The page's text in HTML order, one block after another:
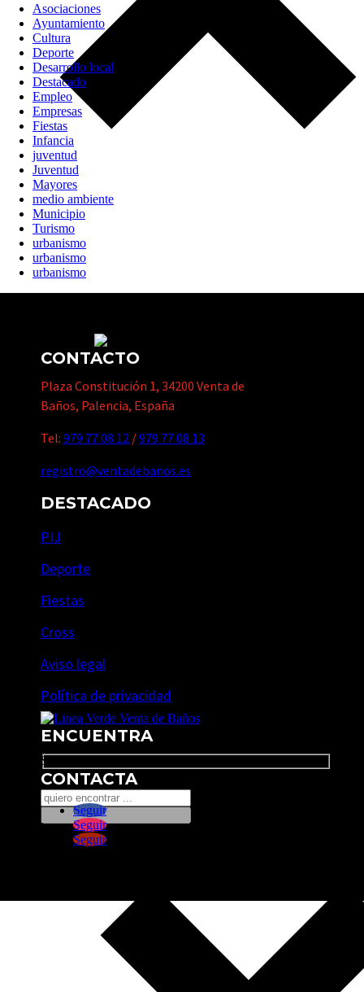
Asociaciones
Ayuntamiento
Cultura
Deporte
Desarrollo local
Destacado
Empleo
Empresas
Fiestas
Infancia
juventud
Juventud
Mayores
medio ambiente
Municipio
Turismo
urbanismo
urbanismo
urbanismo
CONTACTO
Plaza Constitución 1, 34200 Venta de
Baños, Palencia, España
Tel: 979 77 08 12 /979 77 08 13
registro@ventadebanos.es
DESTACADO
PIJ
Deporte
Fiestas
Cross
Aviso legal
Política de privacidad
ENCUENTRA
Search
CONTACTA
Seguir
Seguir
Seguir